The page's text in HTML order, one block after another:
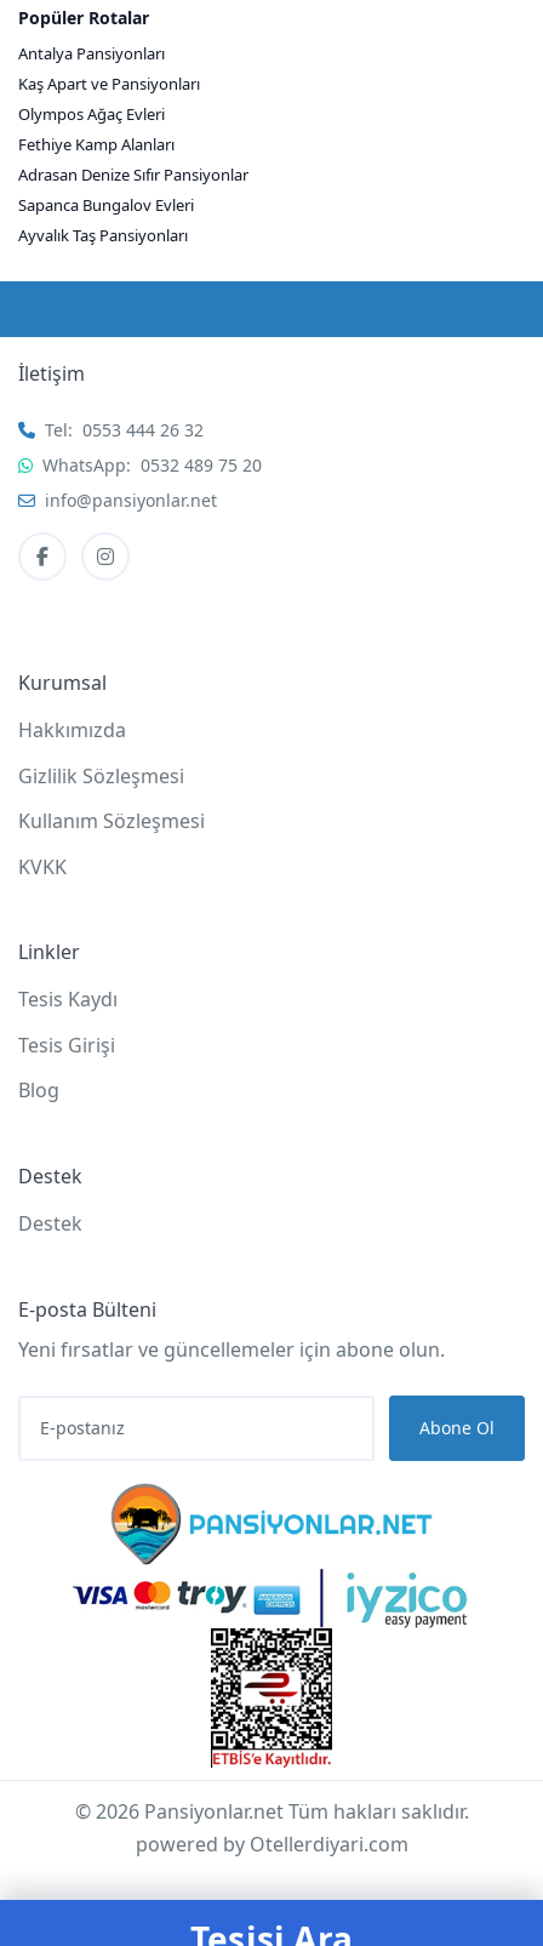
Popüler Rotalar
Antalya Pansiyonları
Kaş Apart ve Pansiyonları
Olympos Ağaç Evleri
Fethiye Kamp Alanları
Adrasan Denize Sıfır Pansiyonlar
Sapanca Bungalov Evleri
Ayvalık Taş Pansiyonları
İletişim
Tel: 0553 444 26 32
WhatsApp: 0532 489 75 20
info@pansiyonlar.net
Kurumsal
Hakkımızda
Gizlilik Sözleşmesi
Kullanım Sözleşmesi
KVKK
Linkler
Tesis Kaydı
Tesis Girişi
Blog
Destek
Destek
E-posta Bülteni
Yeni fırsatlar ve güncellemeler için abone olun.
Abone Ol
© 2026 Pansiyonlar.net Tüm hakları saklıdır.
powered by Otellerdiyari.com